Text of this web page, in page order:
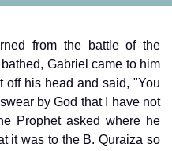
from the battle of the
Gabriel came to him
off his head and said, "You
by God that I have not
Prophet asked where he
it was to the B. Quraiza so